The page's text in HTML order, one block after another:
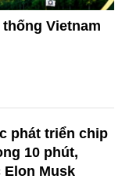
Vietnam
phát triển chip
10 phút,
Musk